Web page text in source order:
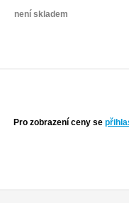
není skladem
Pro zobrazení ceny se